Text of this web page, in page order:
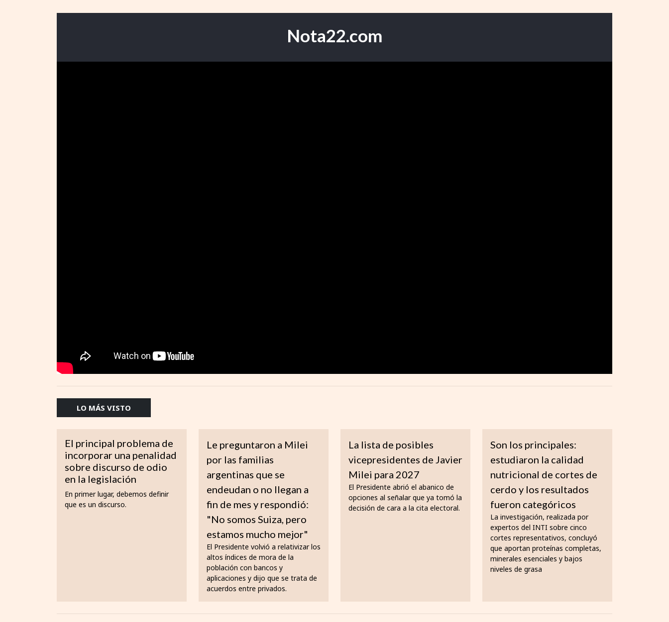
Nota22.com
LO MÁS VISTO
El principal problema de
incorporar una penalidad
sobre discurso de odio
en la legislación
En primer lugar, debemos definir
que es un discurso.
Le preguntaron a Milei
por las familias
argentinas que se
endeudan o no llegan a
fin de mes y respondió:
"No somos Suiza, pero
estamos mucho mejor"
El Presidente volvió a relativizar los
altos índices de mora de la
población con bancos y
aplicaciones y dijo que se trata de
acuerdos entre privados.
La lista de posibles
vicepresidentes de Javier
Milei para 2027
El Presidente abrió el abanico de
opciones al señalar que ya tomó la
decisión de cara a la cita electoral.
Son los principales:
estudiaron la calidad
nutricional de cortes de
cerdo y los resultados
fueron categóricos
La investigación, realizada por
expertos del INTI sobre cinco
cortes representativos, concluyó
que aportan proteínas completas,
minerales esenciales y bajos
niveles de grasa